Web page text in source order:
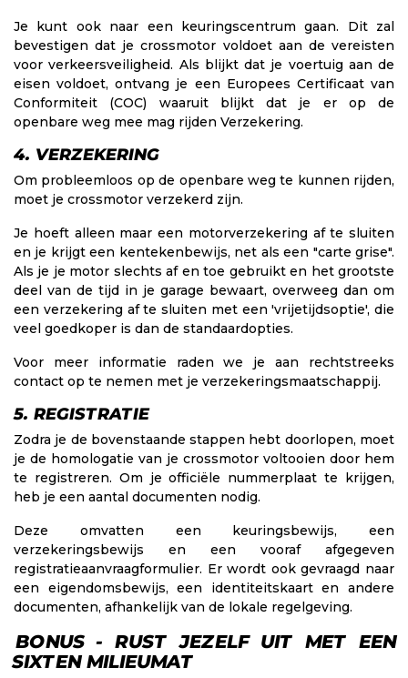
Je kunt ook naar een keuringscentrum gaan. Dit zal
bevestigen dat je crossmotor voldoet aan de vereisten
voor verkeersveiligheid. Als blijkt dat je voertuig aan de
eisen voldoet, ontvang je een Europees Certificaat van
Conformiteit (COC) waaruit blijkt dat je er op de
openbare weg mee mag rijden Verzekering.
4. VERZEKERING
Om probleemloos op de openbare weg te kunnen rijden,
moet je crossmotor verzekerd zijn.
Je hoeft alleen maar een motorverzekering af te sluiten
en je krijgt een kentekenbewijs, net als een "carte grise".
Als je je motor slechts af en toe gebruikt en het grootste
deel van de tijd in je garage bewaart, overweeg dan om
een verzekering af te sluiten met een 'vrijetijdsoptie', die
veel goedkoper is dan de standaardopties.
Voor meer informatie raden we je aan rechtstreeks
contact op te nemen met je verzekeringsmaatschappij.
5. REGISTRATIE
Zodra je de bovenstaande stappen hebt doorlopen, moet
je de homologatie van je crossmotor voltooien door hem
te registreren. Om je officiële nummerplaat te krijgen,
heb je een aantal documenten nodig.
Deze omvatten een keuringsbewijs, een
verzekeringsbewijs en een vooraf afgegeven
registratieaanvraagformulier. Er wordt ook gevraagd naar
een eigendomsbewijs, een identiteitskaart en andere
documenten, afhankelijk van de lokale regelgeving.
BONUS - RUST JEZELF UIT MET EEN
SIXTEN MILIEUMAT